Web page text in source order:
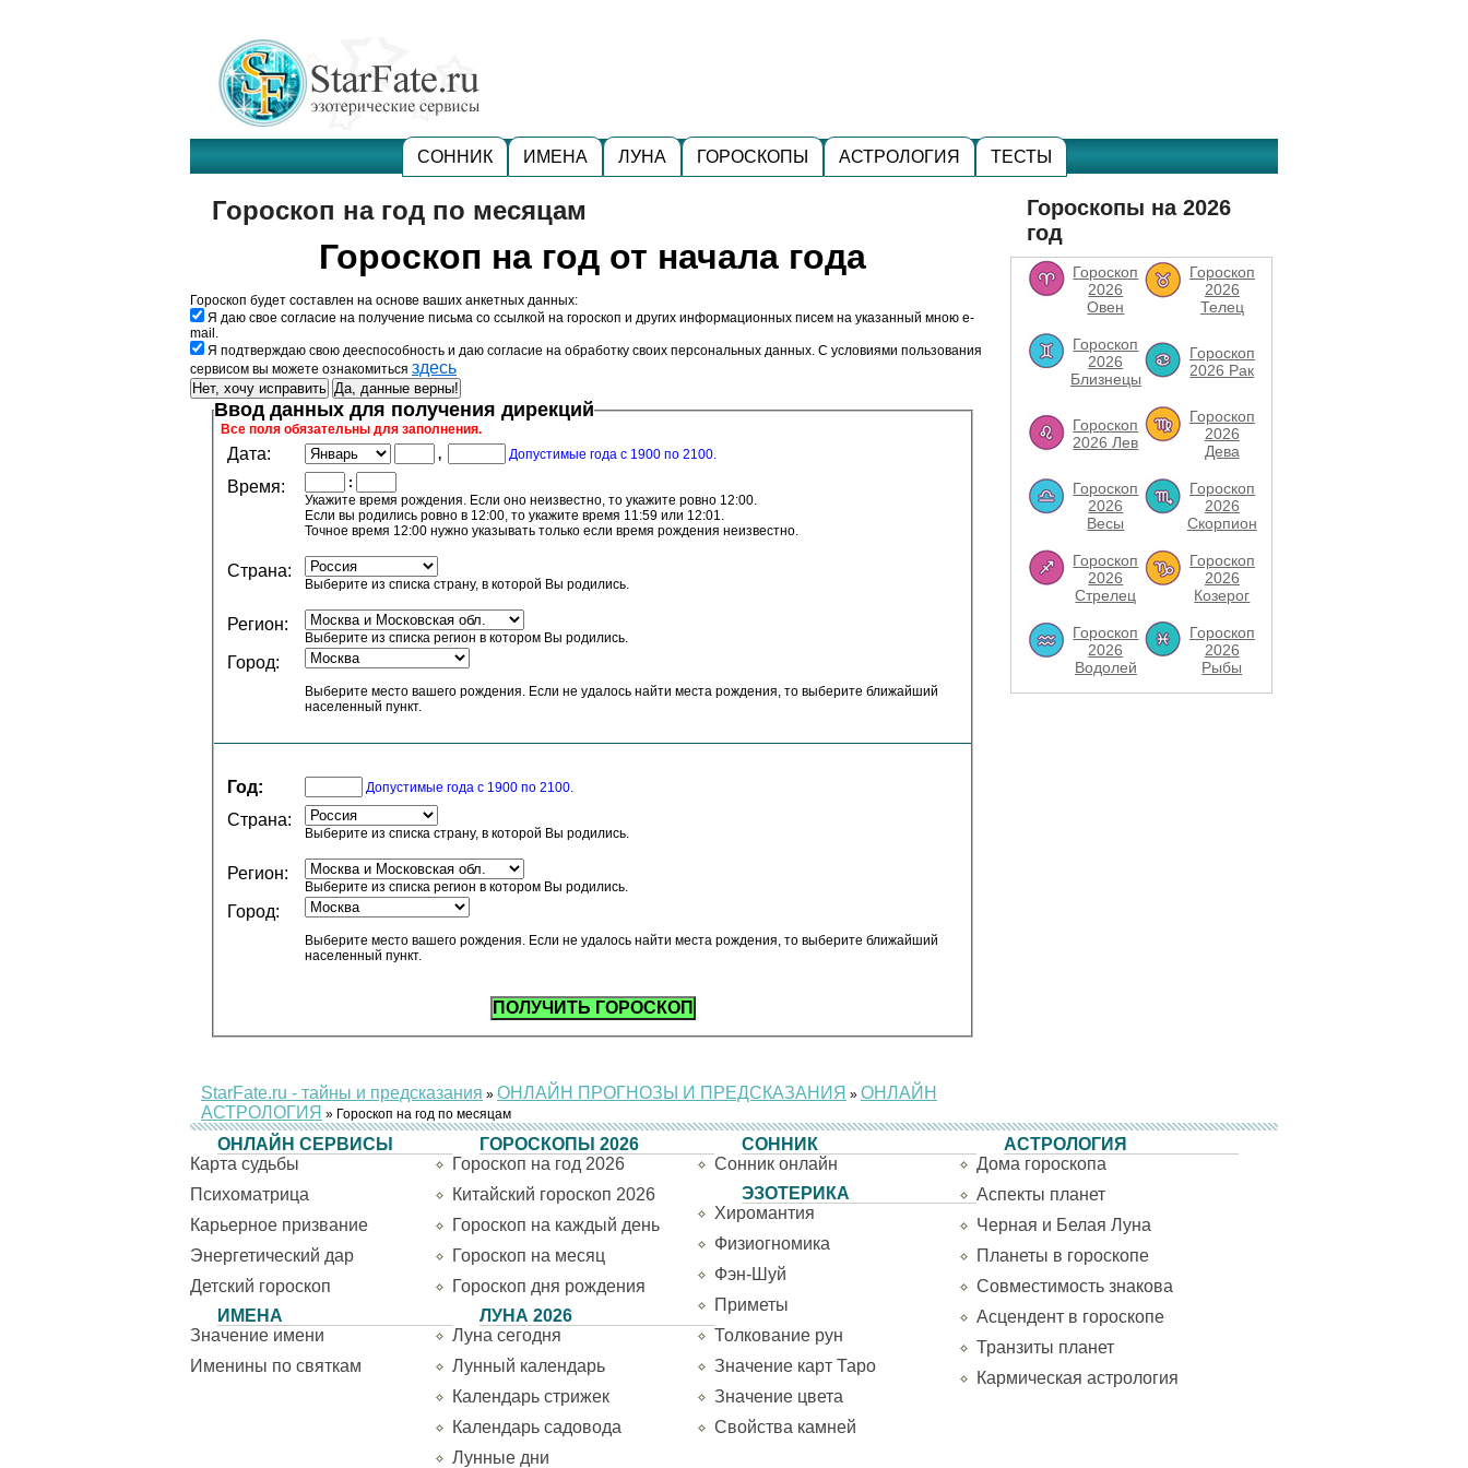
СОННИК ИМЕНА ЛУНА ГОРОСКОПЫ АСТРОЛОГИЯ ТЕСТЫ
Гороскоп на год по месяцам
Гороскоп на год от начала года
Гороскоп будет составлен на основе ваших анкетных данных:
Я даю свое согласие на получение письма со ссылкой на гороскоп и других информационных писем на указанный мною e-
mail.
Я подтверждаю свою дееспособность и даю согласие на обработку своих персональных данных. С условиями пользования
сервисом вы можете ознакомиться здесь
Ввод данных для получения дирекций
Все поля обязательны для заполнения.
Дата: , Допустимые года с 1900 по 2100.
Время:
:
Укажите время рождения. Если оно неизвестно, то укажите ровно 12:00.
Если вы родились ровно в 12:00, то укажите время 11:59 или 12:01.
Точное время 12:00 нужно указывать только если время рождения неизвестно.
Страна:
Выберите из списка страну, в которой Вы родились.
Регион:
Выберите из списка регион в котором Вы родились.
Город:
Выберите место вашего рождения. Если не удалось найти места рождения, то выберите ближайший
населенный пункт.
Год: Допустимые года с 1900 по 2100.
Страна:
Выберите из списка страну, в которой Вы родились.
Регион:
Выберите из списка регион в котором Вы родились.
Город:
Выберите место вашего рождения. Если не удалось найти места рождения, то выберите ближайший
населенный пункт.
StarFate.ru - тайны и предсказания » ОНЛАЙН ПРОГНОЗЫ И ПРЕДСКАЗАНИЯ » ОНЛАЙН
АСТРОЛОГИЯ » Гороскоп на год по месяцам
Гороскопы на 2026
год
Гороскоп
2026
Овен
Гороскоп
2026
Телец
Гороскоп
2026
Близнецы
Гороскоп
2026 Рак
Гороскоп
2026 Лев
Гороскоп
2026
Дева
Гороскоп
2026
Весы
Гороскоп
2026
Скорпион
Гороскоп
2026
Стрелец
Гороскоп
2026
Козерог
Гороскоп
2026
Водолей
Гороскоп
2026
Рыбы
ОНЛАЙН СЕРВИСЫ
Карта судьбы
Психоматрица
Карьерное призвание
Энергетический дар
Детский гороскоп
ИМЕНА
Значение имени
Именины по святкам
ГОРОСКОПЫ 2026
Гороскоп на год 2026
Китайский гороскоп 2026
Гороскоп на каждый день
Гороскоп на месяц
Гороскоп дня рождения
ЛУНА 2026
Луна сегодня
Лунный календарь
Календарь стрижек
Календарь садовода
Лунные дни
СОННИК
Сонник онлайн
ЭЗОТЕРИКА
Хиромантия
Физиогномика
Фэн-Шуй
Приметы
Толкование рун
Значение карт Таро
Значение цвета
Свойства камней
АСТРОЛОГИЯ
Дома гороскопа
Аспекты планет
Черная и Белая Луна
Планеты в гороскопе
Совместимость знакова
Асцендент в гороскопе
Транзиты планет
Кармическая астрология